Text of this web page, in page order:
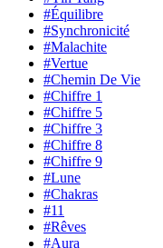
#Équilibre
#Synchronicité
#Malachite
#Vertue
#Chemin De Vie
#Chiffre 1
#Chiffre 5
#Chiffre 3
#Chiffre 8
#Chiffre 9
#Lune
#Chakras
#11
#Rêves
#Aura